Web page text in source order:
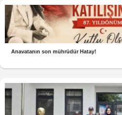
Anavatanın son mührüdür Hatay!